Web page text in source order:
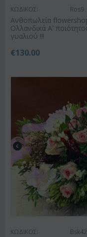
ΚΩΔΙΚΟΣ: Ros9
Ανθοπωλεία
Ολλανδικά Α'
γυαλιού !!!
€130.00
ΚΩΔΙΚΟΣ: Bsk42